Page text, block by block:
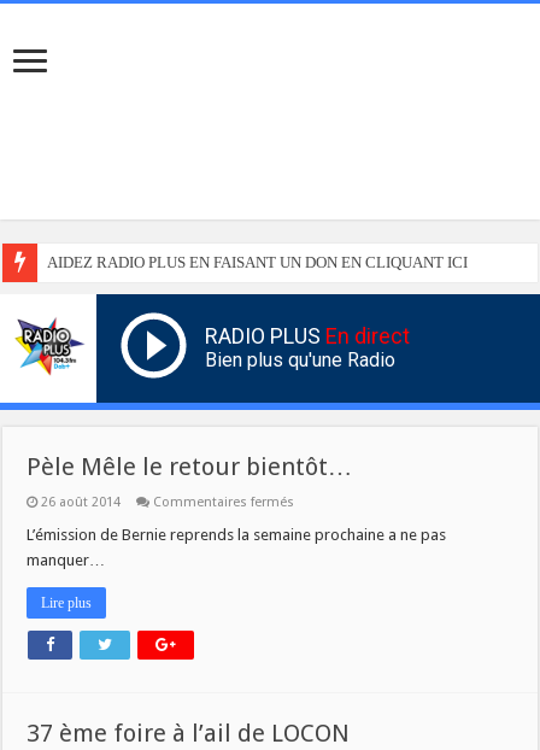
AIDEZ RADIO PLUS EN FAISANT UN DON EN CLIQUANT ICI
RADIO PLUS En direct
Bien plus qu'une Radio
Pèle Mêle le retour bientôt…
26 août 2014 Commentaires fermés
Mêle
L’émission de Bernie reprends la semaine prochaine a ne pas
manquer…
Lire plus
37 ème foire à l’ail de LOCON